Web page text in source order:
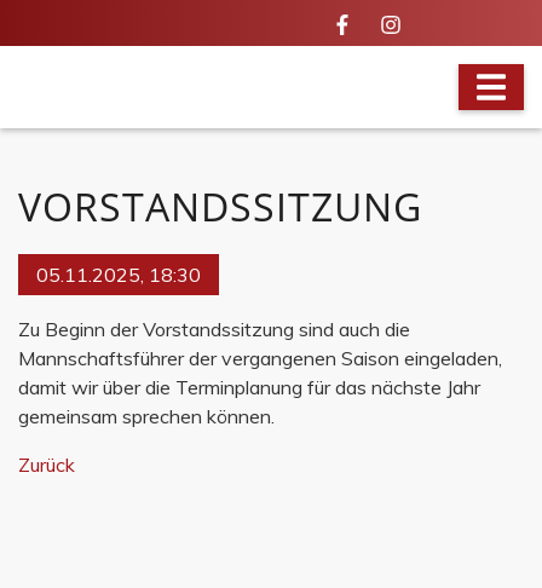
VORSTANDSSITZUNG
05.11.2025, 18:30
Zu Beginn der Vorstandssitzung sind auch die
Mannschaftsführer der vergangenen Saison eingeladen,
damit wir über die Terminplanung für das nächste Jahr
gemeinsam sprechen können.
Zurück